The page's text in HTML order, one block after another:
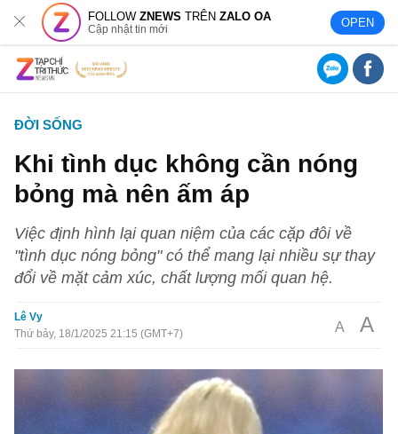
FOLLOWZNEWS TRÊNZALO OA
Cập nhật tin mới OPEN
ĐỜI SỐNG
Khi tình dục không cần nóng
bỏng mà nên ấm áp
Việc định hình lại quan niệm của các cặp đôi về
"tình dục nóng bỏng" có thể mang lại nhiều sự thay
đổi về mặt cảm xúc, chất lượng mối quan hệ.
Lê Vy
Thứ bảy, 18/1/2025 21:15 (GMT+7)
A A